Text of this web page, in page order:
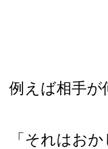
例えば相手が
「それはおか